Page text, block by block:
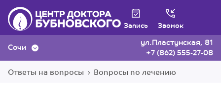
ул.Пластунская, 81
+7 (862) 555-27-08
Запись Звонок
Сочи
Ответы на вопросы
Вопросы по лечению